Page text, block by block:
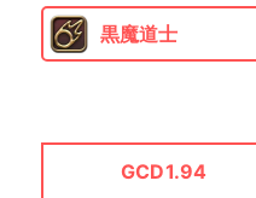
黒魔道士
GCD1.94